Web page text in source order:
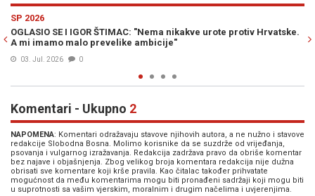
urote protiv Hrvatske. ŠTIMAC SE NE ZAUSTAVLJA: "Smijenili su
Bošnjacima pred izbore"
Komentari - Ukupno 2
NAPOMENA: Komentari odražavaju stavove njihovih autora, a ne nužno i stavove
redakcije Slobodna Bosna. Molimo korisnike da se suzdrže od vrijeđanja,
psovanja i vulgarnog izražavanja. Redakcija zadržava pravo da obriše komentar
bez najave i objašnjenja. Zbog velikog broja komentara redakcija nije dužna
obrisati sve komentare koji krše pravila. Kao čitalac također prihvatate
mogućnost da među komentarima mogu biti pronađeni sadržaji koji mogu biti
u suprotnosti sa vašim vjerskim, moralnim i drugim načelima i uvjerenjima.